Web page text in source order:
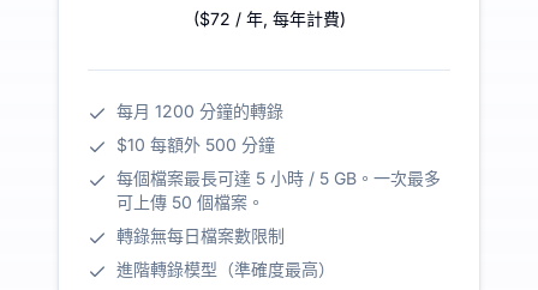
($72 / 年, 每年計費)
每月 1200 分鐘的轉錄
$10 每額外 500 分鐘
每個檔案最長可達 5 小時 / 5 GB。一次最多
可上傳 50 個檔案。
轉錄無每日檔案數限制
進階轉錄模型（準確度最高）